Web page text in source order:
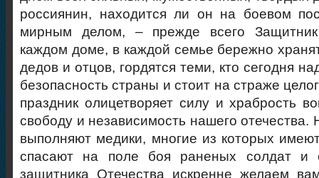
россиянин, находится ли он на боевом
мирным делом, – прежде всего
каждом доме, в каждой семье бережно
дедов и отцов, гордятся теми, кто сегодня
безопасность страны и стоит на страже
праздник олицетворяет силу и храбрость
свободу и независимость нашего
выполняют медики, многие из которых
спасают на поле боя раненых солдат
защитника Отечества искренне желаем